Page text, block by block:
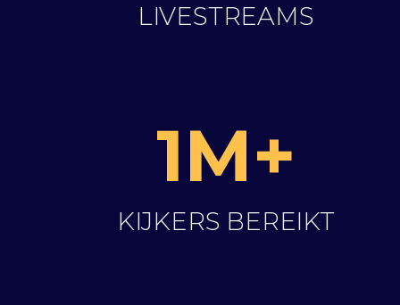
LIVESTREAMS
1M+
KIJKERS BEREIKT